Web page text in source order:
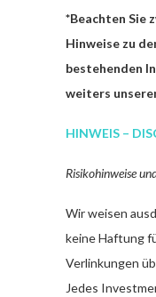
*Beachten Sie
Hinweise zu
bestehenden
weiters
HINWEIS –
Risikohinweise
Wir weisen
keine Haftung
Verlinkungen
Jedes